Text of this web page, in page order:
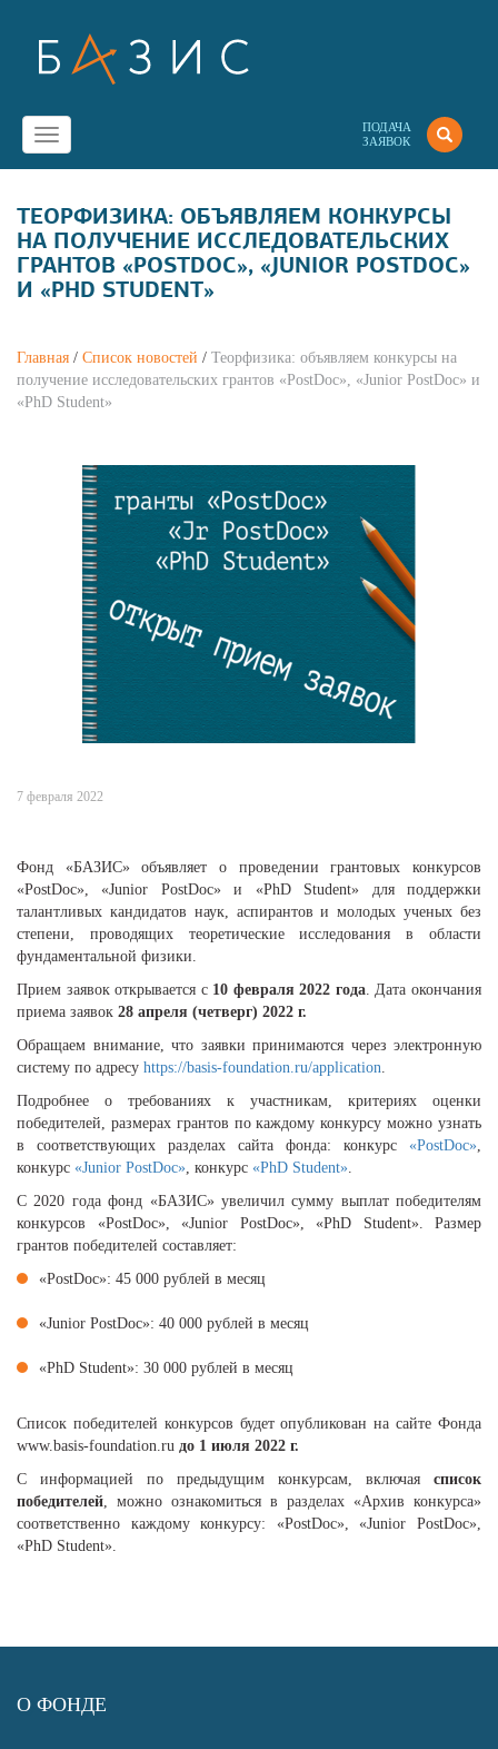
ПОДАЧА
ЗАЯВОК
Toggle
navigation
ТЕОРФИЗИКА: ОБЪЯВЛЯЕМ КОНКУРСЫ
НА ПОЛУЧЕНИЕ ИССЛЕДОВАТЕЛЬСКИХ
ГРАНТОВ «POSTDOC», «JUNIOR POSTDOC»
И «PHD STUDENT»
Главная / Список новостей / Теорфизика: объявляем конкурсы на
получение исследовательских грантов «PostDoc», «Junior PostDoc» и
«PhD Student»
7 февраля 2022
Фонд «БАЗИС» объявляет о проведении грантовых конкурсов
«PostDoc», «Junior PostDoc» и «PhD Student» для поддержки
талантливых кандидатов наук, аспирантов и молодых ученых без
степени, проводящих теоретические исследования в области
фундаментальной физики.
Прием заявок открывается с 10 февраля 2022 года. Дата окончания
приема заявок 28 апреля (четверг) 2022 г.
Обращаем внимание, что заявки принимаются через электронную
систему по адресу https://basis-foundation.ru/application.
Подробнее о требованиях к участникам, критериях оценки
победителей, размерах грантов по каждому конкурсу можно узнать
в соответствующих разделах сайта фонда: конкурс «PostDoc»,
конкурс «Junior PostDoc», конкурс «PhD Student».
С 2020 года фонд «БАЗИС» увеличил сумму выплат победителям
конкурсов «PostDoc», «Junior PostDoc», «PhD Student». Размер
грантов победителей составляет:
«PostDoc»: 45 000 рублей в месяц
«Junior PostDoc»: 40 000 рублей в месяц
«PhD Student»: 30 000 рублей в месяц
Список победителей конкурсов будет опубликован на сайте Фонда
www.basis-foundation.ru до 1 июля 2022 г.
С информацией по предыдущим конкурсам, включая список
победителей, можно ознакомиться в разделах «Архив конкурса»
соответственно каждому конкурсу: «PostDoc», «Junior PostDoc»,
«PhD Student».
О ФОНДЕ